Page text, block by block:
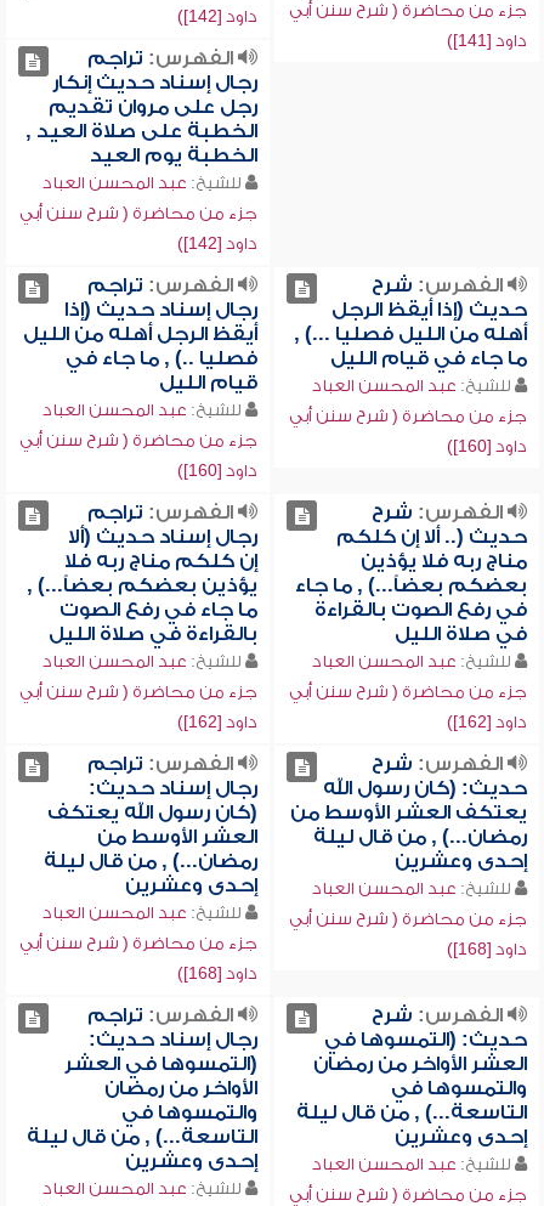
جزء من محاضرة ( شرح سنن أبي
داود [141])
داود [142])
الفهرس: تراجم
رجال إسناد حديث إنكار
رجل على مروان تقديم
الخطبة على صلاة العيد ,
الخطبة يوم العيد
للشيخ: عبد المحسن العباد
جزء من محاضرة ( شرح سنن أبي
داود [142])
الفهرس: شرح
حديث (إذا أيقظ الرجل
أهله من الليل فصليا ...) ,
ما جاء في قيام الليل
للشيخ: عبد المحسن العباد
جزء من محاضرة ( شرح سنن أبي
داود [160])
الفهرس: تراجم
رجال إسناد حديث (إذا
أيقظ الرجل أهله من الليل
فصليا ..) , ما جاء في
قيام الليل
للشيخ: عبد المحسن العباد
جزء من محاضرة ( شرح سنن أبي
داود [160])
الفهرس: شرح
حديث (.. ألا إن كلكم
مناج ربه فلا يؤذين
بعضكم بعضاً...) , ما جاء
في رفع الصوت بالقراءة
في صلاة الليل
للشيخ: عبد المحسن العباد
جزء من محاضرة ( شرح سنن أبي
داود [162])
الفهرس: تراجم
رجال إسناد حديث (ألا
إن كلكم مناج ربه فلا
يؤذين بعضكم بعضاً...) ,
ما جاء في رفع الصوت
بالقراءة في صلاة الليل
للشيخ: عبد المحسن العباد
جزء من محاضرة ( شرح سنن أبي
داود [162])
الفهرس: شرح
حديث: (كان رسول الله
يعتكف العشر الأوسط من
رمضان...) , من قال ليلة
إحدى وعشرين
للشيخ: عبد المحسن العباد
جزء من محاضرة ( شرح سنن أبي
داود [168])
الفهرس: تراجم
رجال إسناد حديث:
(كان رسول الله يعتكف
العشر الأوسط من
رمضان...) , من قال ليلة
إحدى وعشرين
للشيخ: عبد المحسن العباد
جزء من محاضرة ( شرح سنن أبي
داود [168])
الفهرس: شرح
حديث: (التمسوها في
العشر الأواخر من رمضان
والتمسوها في
التاسعة...) , من قال ليلة
إحدى وعشرين
للشيخ: عبد المحسن العباد
جزء من محاضرة ( شرح سنن أبي
الفهرس: تراجم
رجال إسناد حديث:
(التمسوها في العشر
الأواخر من رمضان
والتمسوها في
التاسعة...) , من قال ليلة
إحدى وعشرين
للشيخ: عبد المحسن العباد